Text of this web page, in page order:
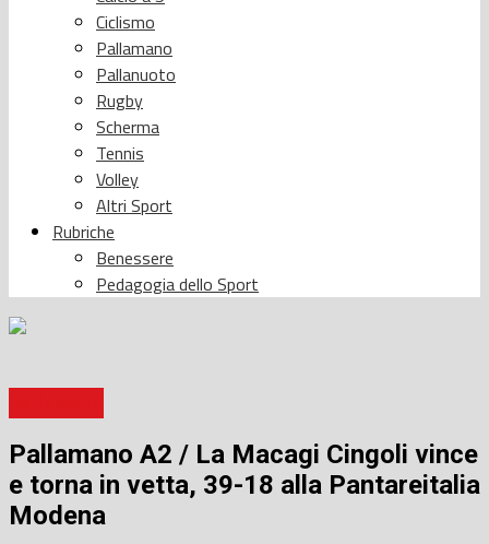
Ciclismo
Pallamano
Pallanuoto
Rugby
Scherma
Tennis
Volley
Altri Sport
Rubriche
Benessere
Pedagogia dello Sport
Pallamano A2 / La Macagi Cingoli vince
e torna in vetta, 39-18 alla Pantareitalia
Modena